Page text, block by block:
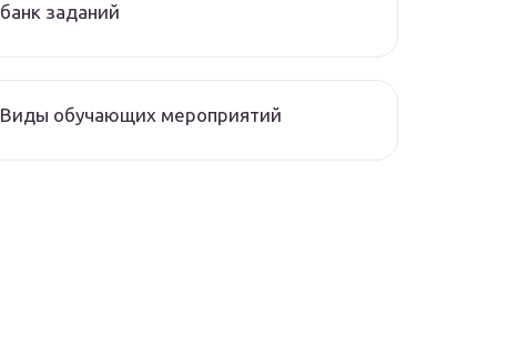
банк заданий
Виды обучающих мероприятий